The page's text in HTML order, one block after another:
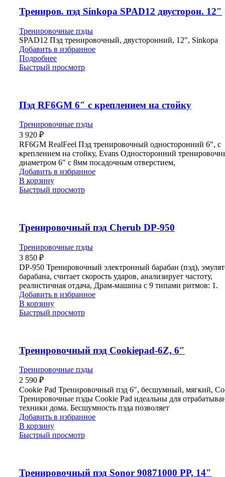
Трениров. пэд Sinkopa SPAD12 двусторон. 12″
Тренировочные пэды
SPAD12 Пэд тренировочный, двусторонний, 12″, Sinkopa
Добавить в избранное
Подробнее
Быстрый просмотр
Пэд RF6GM 6″ с креплением на стойку
Тренировочные пэды
3 920 ₽
RF6GM RealFeel Пэд тренировочный односторонний 6″, с
креплением на стойку, Evans Односторонний
диаметром 6″ с 8мм посадочным отверстием,
Добавить в избранное
В корзину
Быстрый просмотр
Тренировочный пэд Cherub DP-950
Тренировочные пэды
3 850 ₽
DP-950 Тренировочный электронный барабан (пэд),
барабана, считает скорость ударов, анализирует частоту,
реалистичная отдача, Драм-машина с 9 типами ритмов: 1.
Добавить в избранное
В корзину
Быстрый просмотр
Тренировочный пэд Cookiepad-6Z, 6″
Тренировочные пэды
2 590 ₽
Cookie Pad Тренировочный пэд 6″, бесшумный, мягкий,
Тренировочные пэды Cookie Pad идеальны для
техники дома. Бесшумность пэда позволяет
Добавить в избранное
В корзину
Быстрый просмотр
Тренировочный пэд Sonor 90871000 PP, 14″